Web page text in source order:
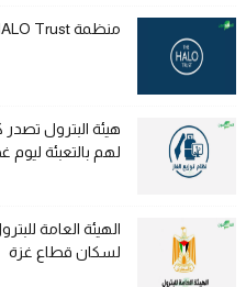
منظمة HALO Trust تعلن عن وظائف شاغرة
هيئة البترول
لهم بالتعبئة ليوم
الهيئة العامة
لسكان قطاع غزة